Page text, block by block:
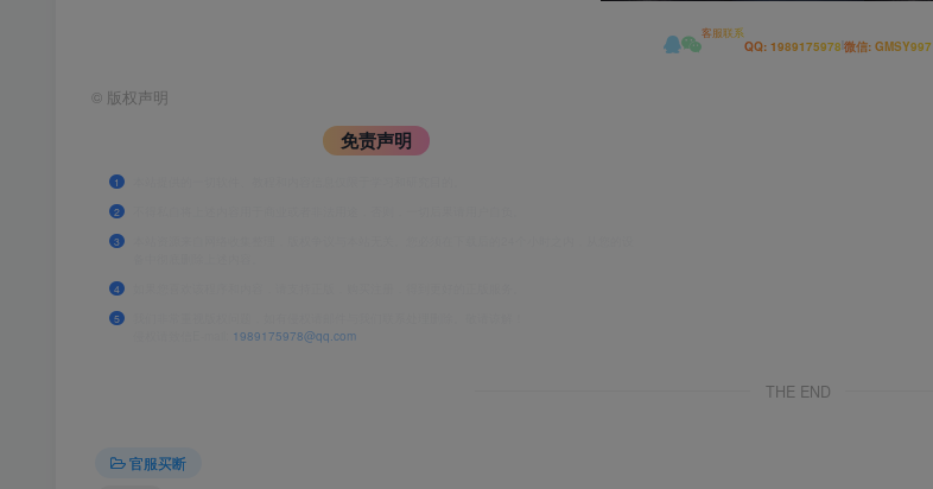
客服联系
QQ: 1989175978 微信: GMSY997
© 版权声明
免责声明
1
2
3
4
5
1989175978@qq.com
THE END
官服买断